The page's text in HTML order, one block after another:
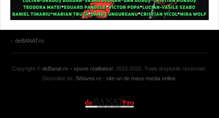
deBANAT.ro
Copyright © deBanat.ro – spune realitatea! , 2010-2026. Toate drepturile rezervate.
Dezvoltat de: 3Waves.ro - site-uri de mass-media online.